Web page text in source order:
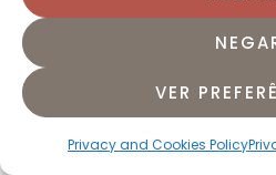
VER
Privacy and Cookies Policy
hatha Yoga Intensidade
Ênfase na postura e
estáticas e controladas.
posturas. Benefícios: Melhora